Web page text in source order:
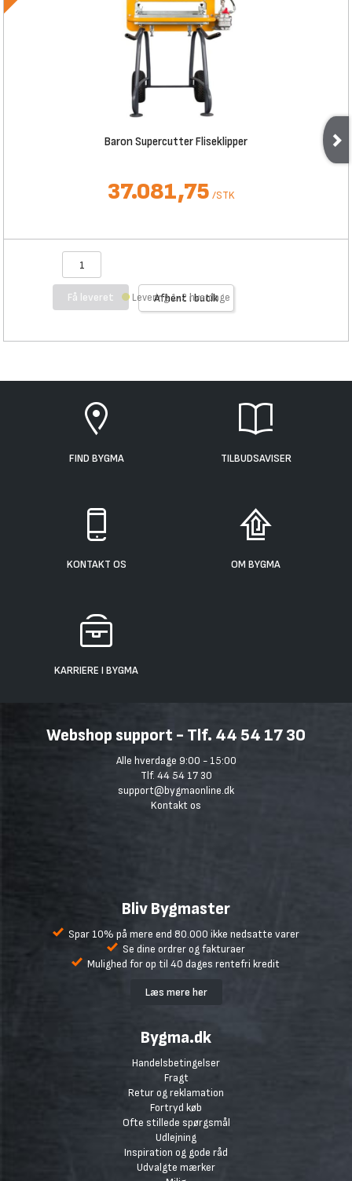
Baron Supercutter Fliseklipper
37.081,75 /STK
Få leveret Afhent i butik
Levering 1-2 hverdage
FIND BYGMA TILBUDSAVISER
KONTAKT OS OM BYGMA
KARRIERE I BYGMA
Webshop support - Tlf. 44 54 17 30
Alle hverdage 9:00 - 15:00
Tlf. 44 54 17 30
support@bygmaonline.dk
Kontakt os
Bliv Bygmaster
Spar 10% på mere end 80.000 ikke nedsatte varer
Se dine ordrer og fakturaer
Mulighed for op til 40 dages rentefri kredit
Læs mere her
Bygma.dk
Handelsbetingelser
Fragt
Retur og reklamation
Fortryd køb
Ofte stillede spørgsmål
Udlejning
Inspiration og gode råd
Udvalgte mærker